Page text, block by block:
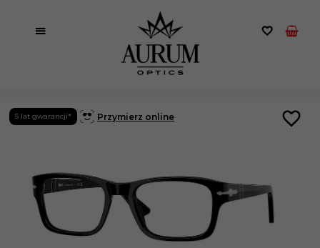
5 lat gwarancji* Przymierz online